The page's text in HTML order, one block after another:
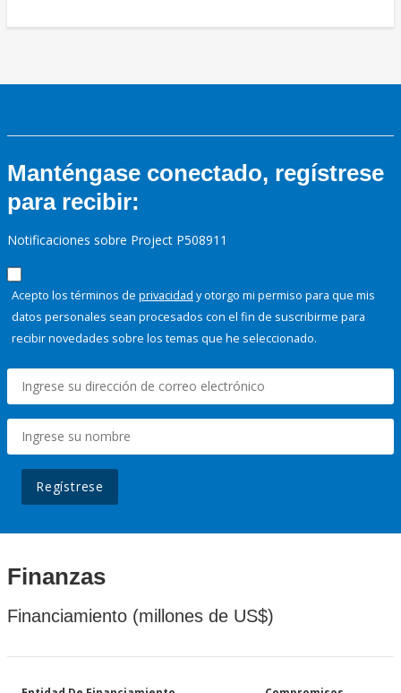
Manténgase conectado, regístrese
para recibir:
Notificaciones sobre Project P508911
Acepto los términos de privacidad y otorgo mi permiso para que mis
datos personales sean procesados con el fin de suscribirme para
recibir novedades sobre los temas que he seleccionado.
Regístrese
Finanzas
Financiamiento (millones de US$)